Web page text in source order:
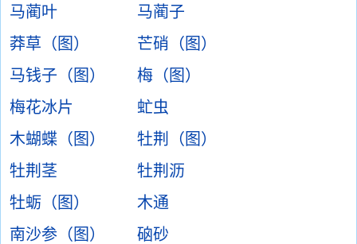
马蔺叶
马蔺子
莽草（图）
芒硝（图）
马钱子（图）
梅（图）
梅花冰片
虻虫
木蝴蝶（图）
牡荆（图）
牡荆茎
牡荆沥
牡蛎（图）
木通
南沙参（图）
硇砂